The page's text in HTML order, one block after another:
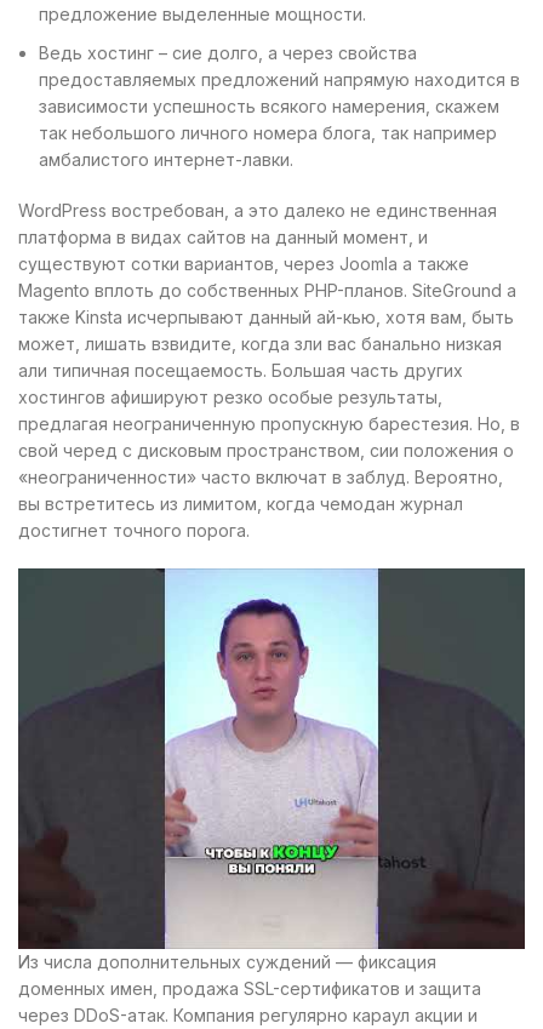
предложение выделенные мощности.
Ведь хостинг – сие долго, а через свойства
предоставляемых предложений напрямую находится в
зависимости успешность всякого намерения, скажем
так небольшого личного номера блога, так например
амбалистого интернет-лавки.
WordPress востребован, а это далеко не единственная
платформа в видах сайтов на данный момент, и
существуют сотки вариантов, через Joomla а также
Magento вплоть до собственных PHP-планов. SiteGround а
также Kinsta исчерпывают данный ай-кью, хотя вам, быть
может, лишать взвидите, когда зли вас банально низкая
али типичная посещаемость. Большая часть других
хостингов афишируют резко особые результаты,
предлагая неограниченную пропускную барестезия. Но, в
свой черед с дисковым пространством, сии положения о
«неограниченности» часто включат в заблуд. Вероятно,
вы встретитесь из лимитом, когда чемодан журнал
достигнет точного порога.
Из числа дополнительных суждений — фиксация
доменных имен, продажа SSL-сертификатов и защита
через DDoS-атак. Компания регулярно караул акции и